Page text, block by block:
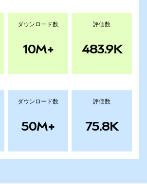
ダウンロード数
10M+
評価数
483.9K
ダウンロード数
50M+
評価数
75.8K